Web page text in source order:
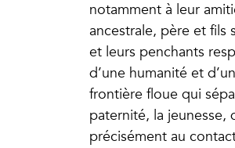
notamment à leur
ancestrale, père et fils
et leurs penchants
d’une humanité et
frontière floue qui
paternité, la jeunesse,
précisément au